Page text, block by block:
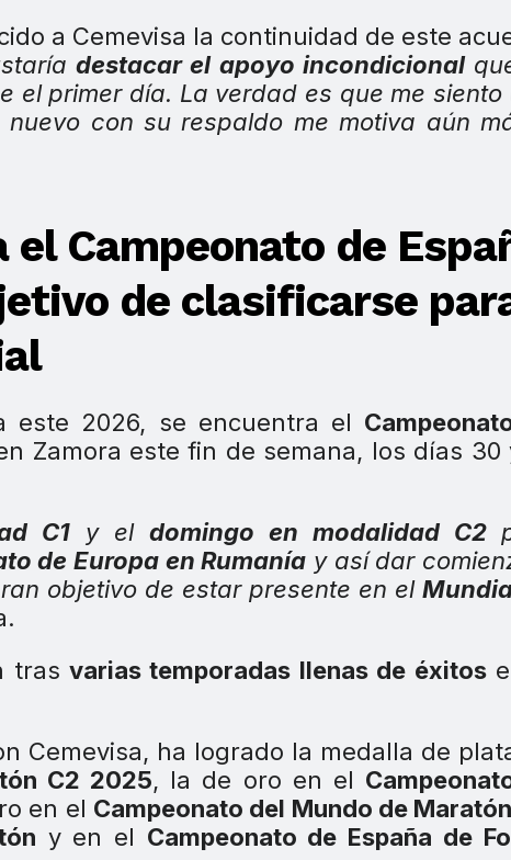
a Cemevisa la continuidad de este
destacar el apoyo incondicional
el primer día. La verdad es que me siento
con su respaldo me motiva aún
Campeonato de
de clasificarse
este 2026, se encuentra el
Zamora este fin de semana, los días 30
C1y el domingo en modalidad C2
de Europa en Rumanía y así dar
objetivo de estar presente en el
tras varias temporadas llenas de éxitos
Cemevisa, ha logrado la medalla de
C2 2025, la de oro en el
en el Campeonato del Mundo de Maratón
y en el Campeonato de España de